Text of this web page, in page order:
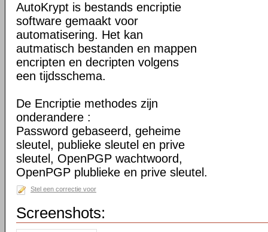
AutoKrypt is bestands encriptie
software gemaakt voor
automatisering. Het kan
autmatisch bestanden en mappen
encripten en decripten volgens
een tijdsschema.
De Encriptie methodes zijn
onderandere :
Password gebaseerd, geheime
sleutel, publieke sleutel en prive
sleutel, OpenPGP wachtwoord,
OpenPGP plublieke en prive sleutel.
Stel een correctie voor
Screenshots: